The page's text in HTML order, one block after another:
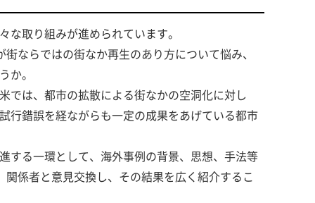
取り組みが進められています。
ならではの街なか再生のあり方について悩み、
か。
は、都市の拡散による街なかの空洞化に対し
行錯誤を経ながらも一定の成果をあげている都市
る一環として、海外事例の背景、思想、手法等
係者と意見交換し、その結果を広く紹介するこ